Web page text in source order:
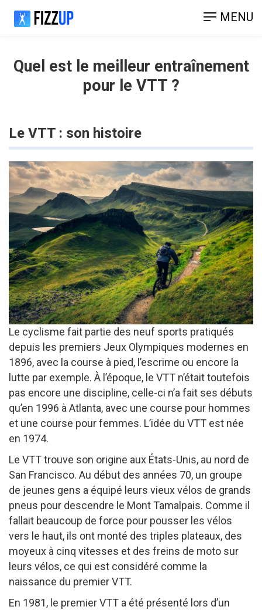
MENU
Quel est le meilleur entraînement
pour le VTT ?
Le VTT : son histoire
Le cyclisme fait partie des neuf sports pratiqués
depuis les premiers Jeux Olympiques modernes en
1896, avec la course à pied, l’escrime ou encore la
lutte par exemple. À l’époque, le VTT n’était toutefois
pas encore une discipline, celle-ci n’a fait ses débuts
qu’en 1996 à Atlanta, avec une course pour hommes
et une course pour femmes. L’idée du VTT est née
en 1974.
Le VTT trouve son origine aux États-Unis, au nord de
San Francisco. Au début des années 70, un groupe
de jeunes gens a équipé leurs vieux vélos de grands
pneus pour descendre le Mont Tamalpais. Comme il
fallait beaucoup de force pour pousser les vélos
vers le haut, ils ont monté des triples plateaux, des
moyeux à cinq vitesses et des freins de moto sur
leurs vélos, ce qui est considéré comme la
naissance du premier VTT.
En 1981, le premier VTT a été présenté lors d’un